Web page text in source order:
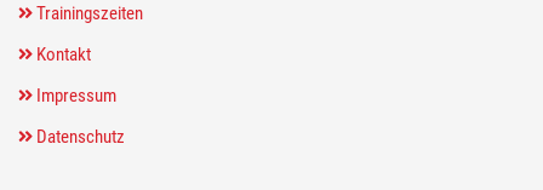
Trainingszeiten
Kontakt
Impressum
Datenschutz